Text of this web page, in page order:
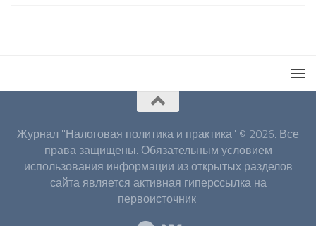
Журнал "Налоговая политика и практика" © 2026. Все
права защищены. Обязательным условием
использования информации из открытых разделов
сайта является активная гиперссылка на
первоисточник.